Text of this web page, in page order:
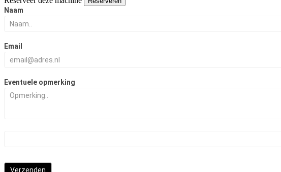
Reserveer
deze
naaimachine
Naam
Email
Eventuele opmerking
Verzenden